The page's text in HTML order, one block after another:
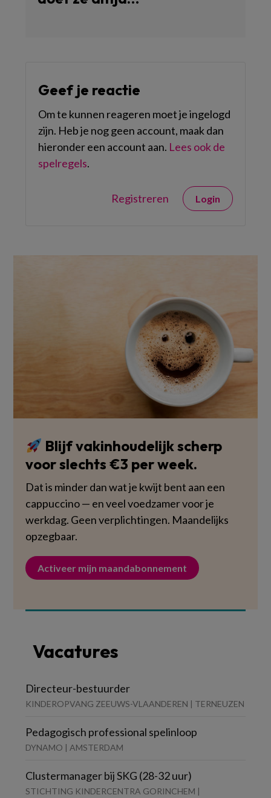
Geef je reactie
Om te kunnen reageren moet je ingelogd
zijn. Heb je nog geen account, maak dan
hieronder een account aan. Lees ook de
spelregels.
Registreren Login
Blijf vakinhoudelijk scherp
voor slechts €3 per week.
Dat is minder dan wat je kwijt bent aan een
cappuccino — en veel voedzamer voor je
werkdag. Geen verplichtingen. Maandelijks
opzegbaar.
Activeer mijn maandabonnement
Vacatures
Directeur-bestuurder
KINDEROPVANG ZEEUWS-VLAANDEREN | TERNEUZEN
Pedagogisch professional spelinloop
DYNAMO | AMSTERDAM
Clustermanager bij SKG (28-32 uur)
STICHTING KINDERCENTRA GORINCHEM |